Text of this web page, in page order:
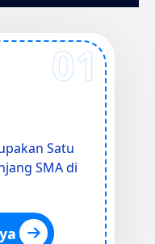
01
Satu
SMA di